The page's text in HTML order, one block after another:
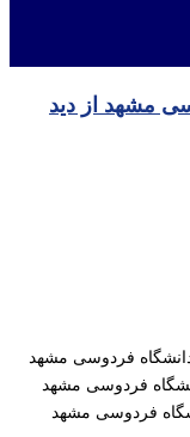
مشهد از دید
فردوسی مشهد
فردوسی مشهد
فردوسی مشهد